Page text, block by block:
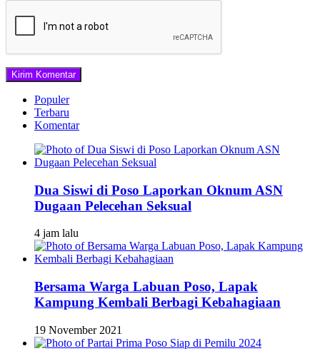
Populer
Terbaru
Komentar
Dua Siswi di Poso Laporkan Oknum ASN
Dugaan Pelecehan Seksual
4 jam lalu
Bersama Warga Labuan Poso, Lapak
Kampung Kembali Berbagi Kebahagiaan
19 November 2021